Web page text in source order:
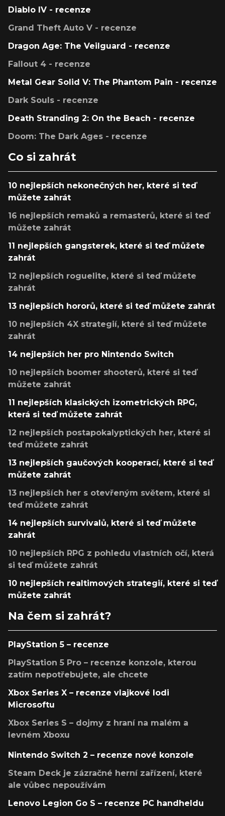
Diablo IV - recenze
Grand Theft Auto V - recenze
Dragon Age: The Veilguard - recenze
Fallout 4 - recenze
Metal Gear Solid V: The Phantom Pain - recenze
Dark Souls - recenze
Death Stranding 2: On the Beach - recenze
Doom: The Dark Ages - recenze
Co si zahrát
10 nejlepších nekonečných her, které si teď
můžete zahrát
16 nejlepších remaků a remasterů, které si teď
můžete zahrát
11 nejlepších gangsterek, které si teď můžete
zahrát
12 nejlepších roguelite, které si teď můžete
zahrát
13 nejlepších hororů, které si teď můžete zahrát
10 nejlepších 4X strategií, které si teď můžete
zahrát
14 nejlepších her pro Nintendo Switch
10 nejlepších boomer shooterů, které si teď
můžete zahrát
11 nejlepších klasických izometrických RPG,
která si teď můžete zahrát
12 nejlepších postapokalyptických her, které si
teď můžete zahrát
13 nejlepších gaučových kooperací, které si teď
můžete zahrát
13 nejlepších her s otevřeným světem, které si
teď můžete zahrát
14 nejlepších survivalů, které si teď můžete
zahrát
10 nejlepších RPG z pohledu vlastních očí, která
si teď můžete zahrát
10 nejlepších realtimových strategií, které si teď
můžete zahrát
Na čem si zahrát?
PlayStation 5 – recenze
PlayStation 5 Pro – recenze konzole, kterou
zatím nepotřebujete, ale chcete
Xbox Series X – recenze vlajkové lodi
Microsoftu
Xbox Series S – dojmy z hraní na malém a
levném Xboxu
Nintendo Switch 2 – recenze nové konzole
Steam Deck je zázračné herní zařízení, které
ale vůbec nepoužívám
Lenovo Legion Go S – recenze PC handheldu